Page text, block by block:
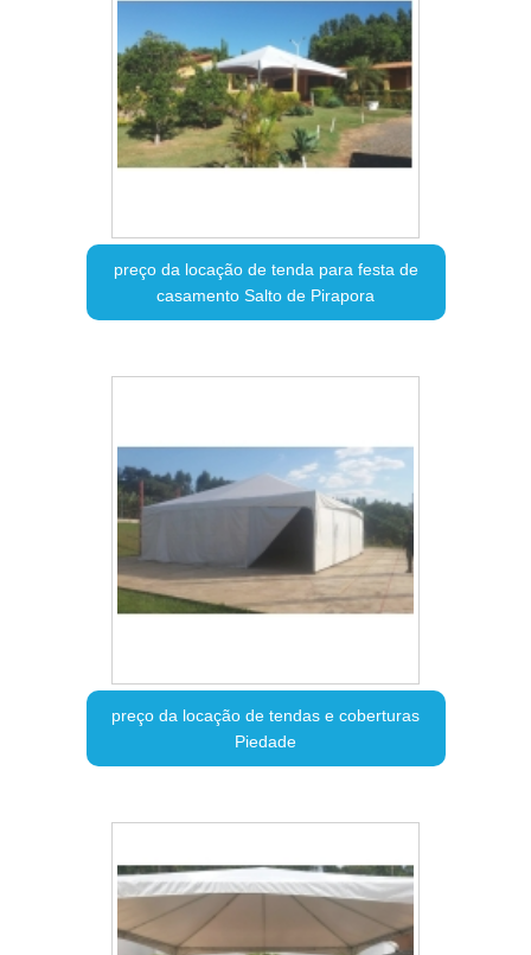
preço da locação de tenda para festa de
casamento Salto de Pirapora
preço da locação de tendas e coberturas
Piedade